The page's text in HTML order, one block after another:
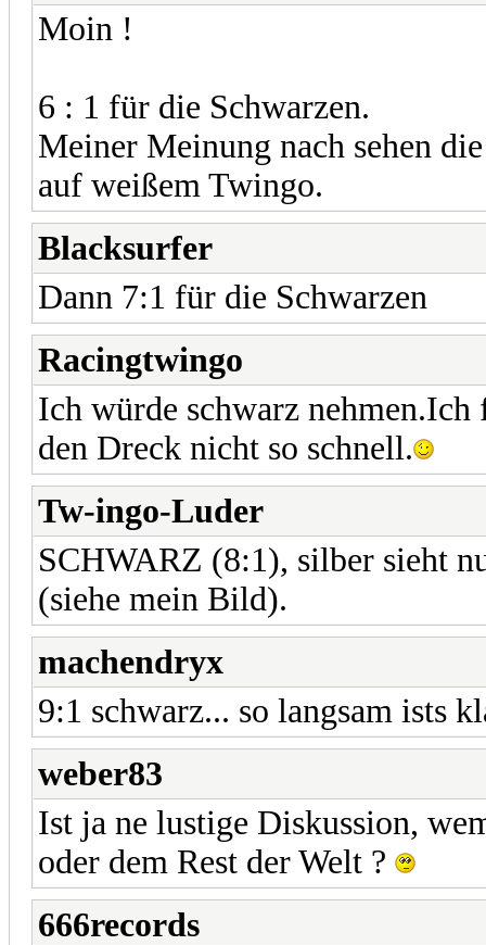
Moin !
6 : 1 für die Schwarzen.
Meiner Meinung nach sehen
auf weißem Twingo.
Blacksurfer
Dann 7:1 für die Schwarzen
Racingtwingo
Ich würde schwarz
den Dreck nicht so schnell.
Tw-ingo-Luder
SCHWARZ (8:1), silber sieht
(siehe mein Bild).
machendryx
9:1 schwarz... so langsam ists
weber83
Ist ja ne lustige Diskussion,
oder dem Rest der Welt ?
666records